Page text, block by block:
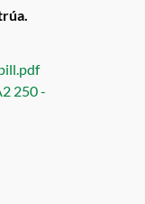
250 -